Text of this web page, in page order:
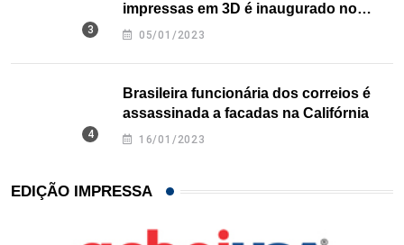
impressas em 3D é inaugurado no
Texas
05/01/2023
Brasileira funcionária dos correios é
assassinada a facadas na Califórnia
16/01/2023
EDIÇÃO IMPRESSA